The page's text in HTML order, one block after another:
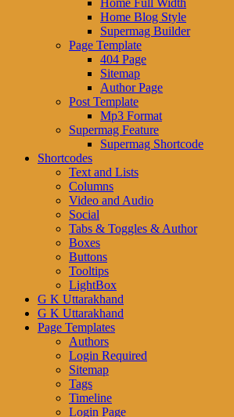
Home Blog Style
Supermag Builder
Page Template
404 Page
Sitemap
Author Page
Post Template
Mp3 Format
Supermag Feature
Supermag Shortcode
Shortcodes
Text and Lists
Columns
Video and Audio
Social
Tabs & Toggles & Author
Boxes
Buttons
Tooltips
LightBox
G K Uttarakhand
G K Uttarakhand
Page Templates
Authors
Login Required
Sitemap
Tags
Timeline
Login Page